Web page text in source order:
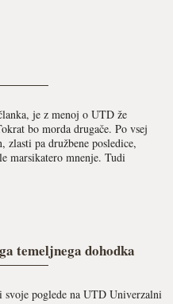
je z menoj o UTD že
bo morda drugače. Po vsej
zlasti pa družbene posledice,
marsikatero mnenje. Tudi
temeljnega dohodka
poglede na UTD Univerzalni